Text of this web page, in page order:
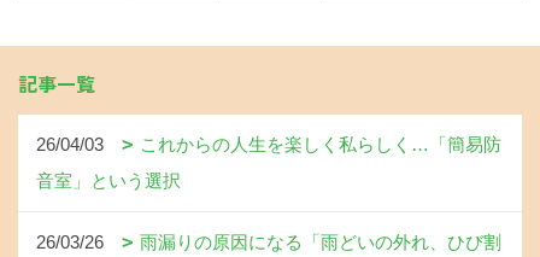
記事一覧
26/04/03
これからの人生を楽しく私らしく…「簡易防
音室」という選択
26/03/26
雨漏りの原因になる「雨どいの外れ、ひび割